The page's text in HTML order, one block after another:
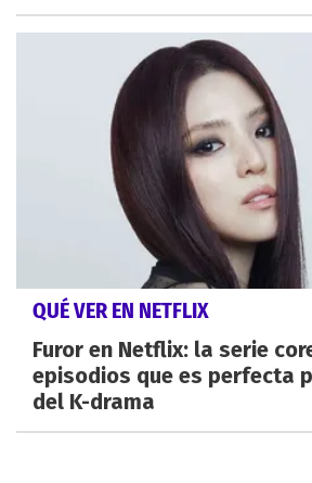
QUÉ VER EN NETFLIX
Furor en Netflix: la serie
episodios que es perfecta
del K-drama